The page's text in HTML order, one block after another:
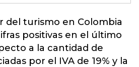
del turismo en Colombia
positivas en el último
a la cantidad de
por el IVA de 19% y la